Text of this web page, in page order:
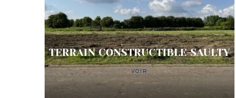
TERRAIN CONSTRUCTIBLE-SAULTY
VOIR